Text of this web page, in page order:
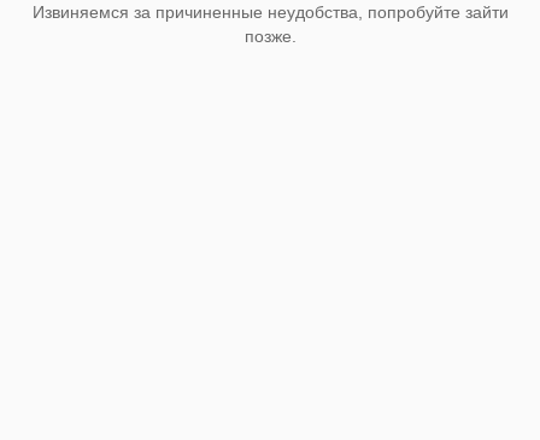
Извиняемся за причиненные неудобства, попробуйте зайти
позже.